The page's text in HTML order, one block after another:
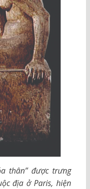
thân” được trưng
địa ở Paris, hiện